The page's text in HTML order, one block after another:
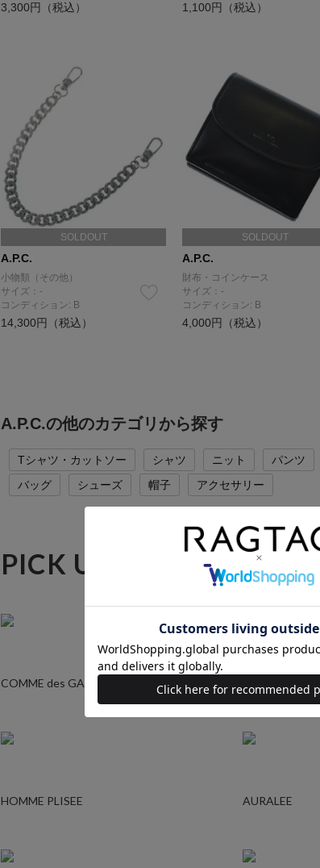
3,300円（税込） 1,100円（税込）
SOLDOUT
A.P.C.
小物類（その他）
サイズ：-
コンディション: B
14,300円（税込）
SOLDOUT
A.P.C.
財布・コインケース
サイズ：-
コンディション: B
4,000円（税込）
A.P.C.の他のカテゴリから探す
Tシャツ・カットソー シャツ ニット パンツ
バッグ
シューズ 帽子 アクセサリー
PICK UP BRAND RAGTAGバイヤ
COMME des GARCONS YOHJI
HOMME PLISEE AURALEE